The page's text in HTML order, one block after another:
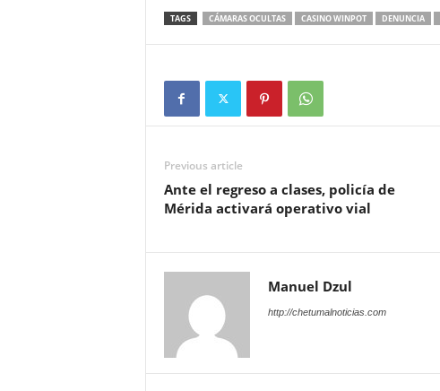
TAGS CÁMARAS OCULTAS CASINO WINPOT DENUNCIA
Previous article
Ante el regreso a clases, policía de
Mérida activará operativo vial
Manuel Dzul
http://chetumalnoticias.com